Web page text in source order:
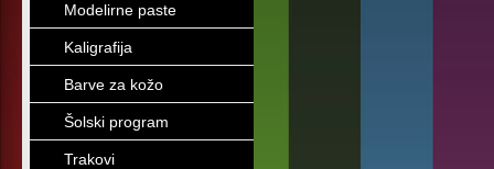
Modelirne paste
Kaligrafija
Barve za kožo
Šolski program
Trakovi